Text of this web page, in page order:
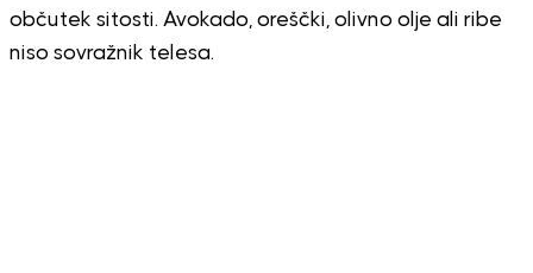
občutek sitosti. Avokado, oreščki, olivno olje ali ribe
niso sovražnik telesa.